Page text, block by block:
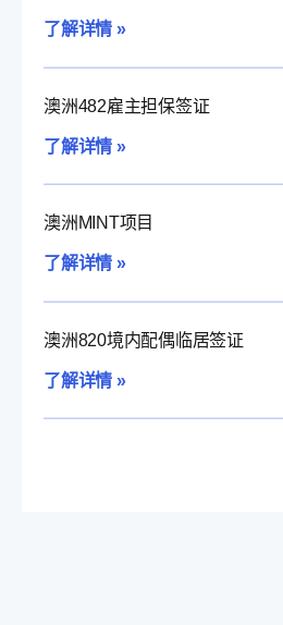
了解详情 »
澳洲482雇主担保签证
了解详情 »
澳洲MINT项目
了解详情 »
澳洲820境内配偶临居签证
了解详情 »